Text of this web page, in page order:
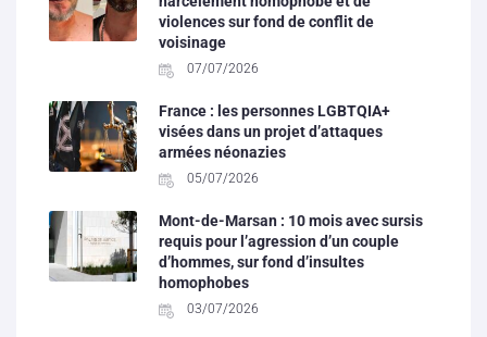
violences sur fond de conflit de
voisinage
07/07/2026
France : les personnes LGBTQIA+
visées dans un projet d’attaques
armées néonazies
05/07/2026
Mont-de-Marsan : 10 mois avec sursis
requis pour l’agression d’un couple
d’hommes, sur fond d’insultes
homophobes
03/07/2026